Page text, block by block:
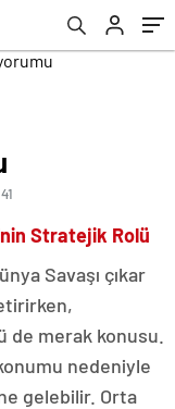
Stratejik Rolü
Savaşı çıkar
de merak konusu.
nedeniyle
gelebilir. Orta